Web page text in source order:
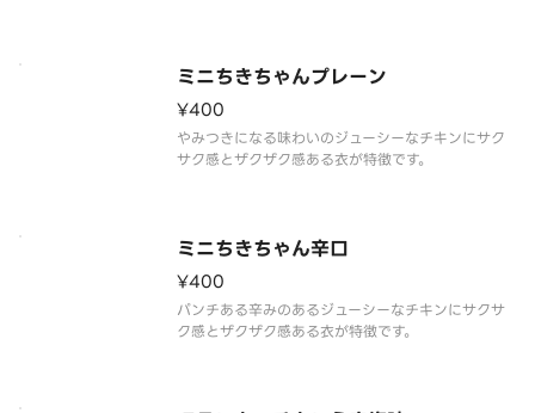
ミニちきちゃんプレーン
¥400
やみつきになる味わいのジューシーなチキンにサク
サク感とザクザク感ある衣が特徴です。
ミニちきちゃん辛口
¥400
パンチある辛みのあるジューシーなチキンにサクサ
ク感とザクザク感ある衣が特徴です。